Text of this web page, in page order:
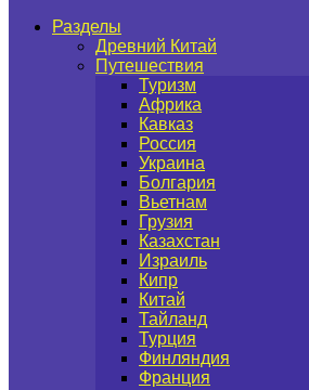
Разделы
Древний Китай
Путешествия
Туризм
Африка
Кавказ
Россия
Украина
Болгария
Вьетнам
Грузия
Казахстан
Израиль
Кипр
Китай
Тайланд
Турция
Финляндия
Франция